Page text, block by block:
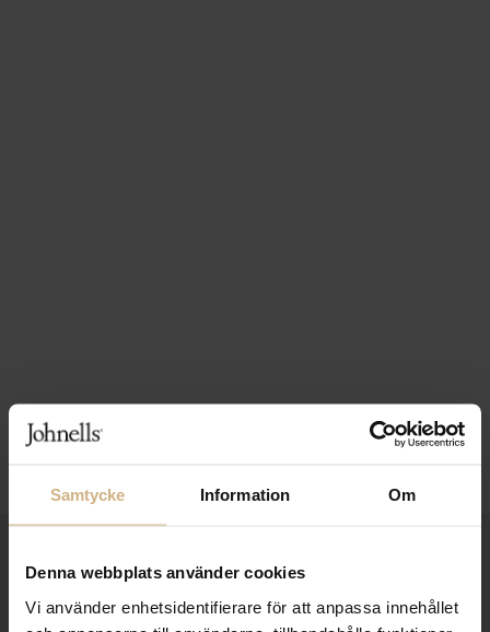
Samtycke Information Om
Denna webbplats använder cookies
Vi använder enhetsidentifierare för att anpassa innehållet
FRI FRAKT FRÅN 999 KR